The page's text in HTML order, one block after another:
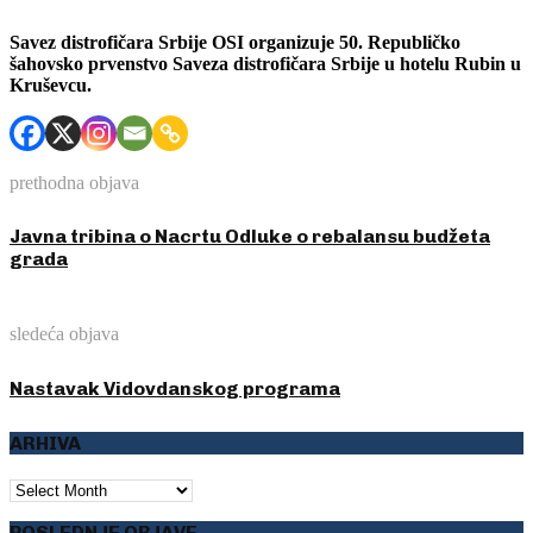
Savez distrofičara Srbije OSI organizuje 50. Republičko
šahovsko prvenstvo Saveza distrofičara Srbije u hotelu Rubin u
Kruševcu.
prethodna objava
Javna tribina o Nacrtu Odluke o rebalansu budžeta
grada
sledeća objava
Nastavak Vidovdanskog programa
ARHIVA
ARHIVA